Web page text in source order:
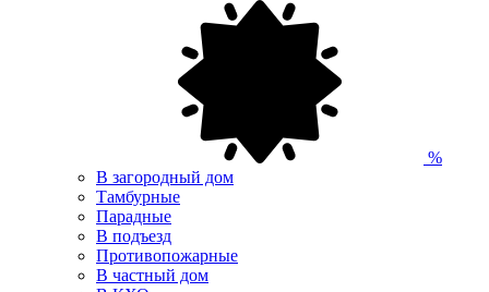
%
В загородный дом
Тамбурные
Парадные
В подъезд
Противопожарные
В частный дом